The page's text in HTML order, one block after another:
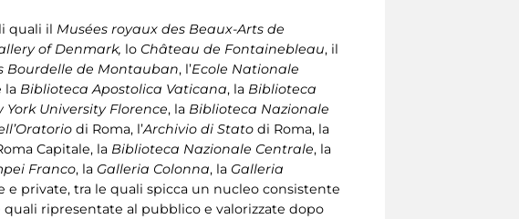
quali il Musées royaux des Beaux-Arts de
of Denmark, lo Château de Fontainebleau, il
Bourdelle de Montauban, l’Ecole Nationale
la Biblioteca Apostolica Vaticana, la Biblioteca
University Florence, la Biblioteca Nazionale
di Roma, l’Archivio di Stato di Roma, la
Capitale, la Biblioteca Nazionale Centrale, la
Franco, la Galleria Colonna, la Galleria
private, tra le quali spicca un nucleo consistente
ripresentate al pubblico e valorizzate dopo